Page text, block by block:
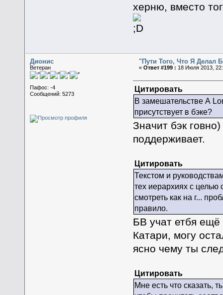
херню, вместо
Дионис
Ветеран
Пафос: -4
Сообщений: 5273
"Пути Того, Что Я
«Ответ #199 : 18 Июля 2013,
Цитировать
В замешательстве А
присутствует в бэке?
Значит бэк
поддерживает.
Цитировать
Текстом и
тех иерархиях с целью
смотреть как на г...
правило.
БВ учат етбя
Катари, могу
ясно чему ты
Цитировать
Мне есть что сказать,